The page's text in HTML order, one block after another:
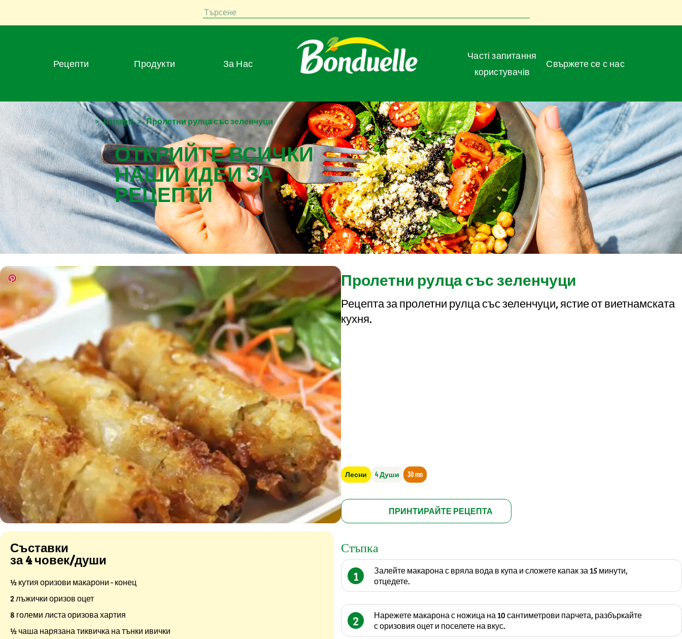
Търсене
Рецепти Продукти За Нас
Часті запитання
користувачів
Свържете се с нас
> Retsepti > Пролетни рулца със зеленчуци
ОТКРИЙТЕ ВСИЧКИ
НАШИ ИДЕИ ЗА
РЕЦЕПТИ
Пролетни рулца със зеленчуци
Рецепта за пролетни рулца със зеленчуци, ястие от виетнамската
кухня.
Лесни 4 Души 30 mn
ПРИНТИРАЙТЕ РЕЦЕПТА
Съставки
за 4 човек/души
½ кутия оризови макарони - конец
2 лъжички оризов оцет
8 големи листа оризова хартия
½ чаша нарязана тиквичка на тънки ивички
Стъпка
1
Залейте макарона с вряла вода в купа и сложете капак за 15 минути,
отцедете.
2
Нарежете макарона с ножица на 10 сантиметрови парчета, разбъркайте
с оризовия оцет и поселете на вкус.